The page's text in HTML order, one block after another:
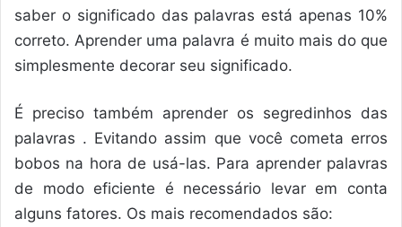
saber o significado das palavras está apenas 10%
correto. Aprender uma palavra é muito mais do que
simplesmente decorar seu significado.
É preciso também aprender os segredinhos das
palavras . Evitando assim que você cometa erros
bobos na hora de usá-las. Para aprender palavras
de modo eficiente é necessário levar em conta
alguns fatores. Os mais recomendados são: